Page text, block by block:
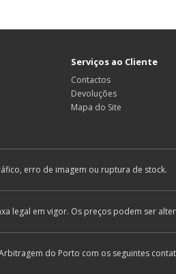
Serviços ao Cliente
Contactos
Devoluções
Mapa do Site
erro de imagem ou ruptura de stock.
legal em vigor. Os preços podem ser
do Porto com os seguintes